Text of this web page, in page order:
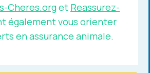
Cheres.orget Reassurez-
également vous orienter
en assurance animale.